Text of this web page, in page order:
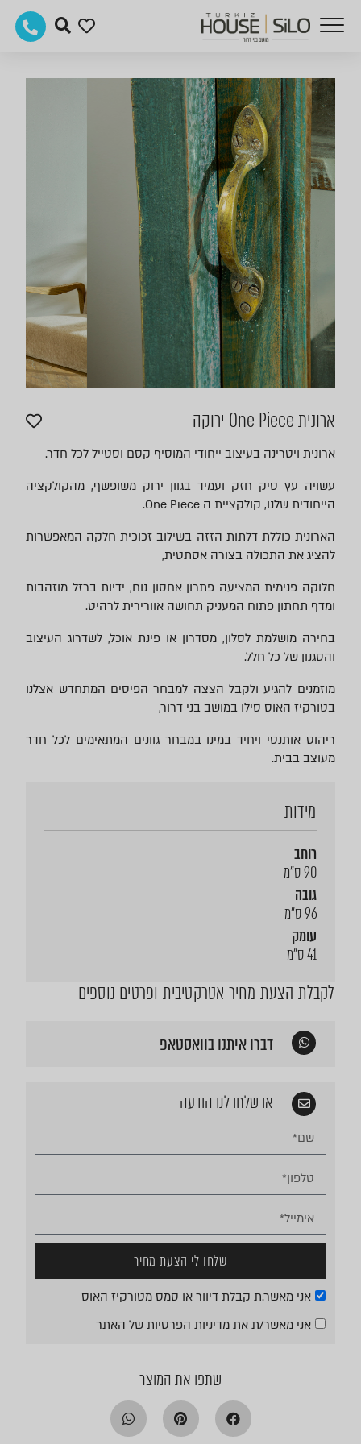
ארונית One Piece ירוקה
ארונית ויטרינה בעיצוב ייחודי המוסיף קסם וסטייל לכל חדר.
עשויה עץ טיק חזק ועמיד בגוון ירוק משופשף, מהקולקציה
הייחודית שלנו, קולקציית ה One Piece.
הארונית כוללת דלתות הזזה בשילוב זכוכית חלקה המאפשרות
להציג את התכולה בצורה אסתטית,
חלוקה פנימית המציעה פתרון אחסון נוח, ידיות ברזל מוזהבות
ומדף תחתון פתוח המעניק תחושה אוורירית לרהיט.
בחירה מושלמת לסלון, מסדרון או פינת אוכל, לשדרוג העיצוב
והסגנון של כל חלל.
מוזמנים להגיע ולקבל הצצה למבחר הפיסים המתחדש אצלנו
בטורקיז האוס סילו במושב בני דרור,
ריהוט אותנטי ויחיד במינו במבחר גוונים המתאימים לכל חדר
מעוצב בבית.
מידות
רוחב
90 ס"מ
גובה
96 ס"מ
עומק
41 ס"מ
לקבלת הצעת מחיר אטרקטיבית ופרטים נוספים
דברו איתנו בוואסטאפ
או שלחו לנו הודעה
אני מאשר.ת קבלת דיוור או סמס מטורקיז האוס
אני מאשר/ת את מדיניות הפרטיותשל האתר
שלחו לי הצעת מחיר
שתפו את המוצר